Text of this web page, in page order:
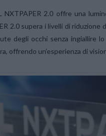
NXTPAPER 2.0 offre una
2.0 supera i livelli di
degli occhi senza ingiallire
offrendo un’esperienza di